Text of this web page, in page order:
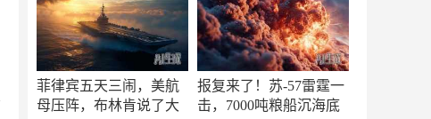
菲律宾五天三闹，美航
母压阵，布林肯说了大
报复来了！苏-57雷霆一
击，7000吨粮船沉海底